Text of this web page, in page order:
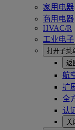
家用电器
商用电器
HVAC/R
工业电子
打开子菜
返
航
扩
全
认
关